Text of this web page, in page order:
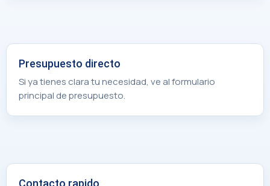
Presupuesto directo
Si ya tienes clara tu necesidad, ve al formulario
principal de presupuesto.
Contacto rapido